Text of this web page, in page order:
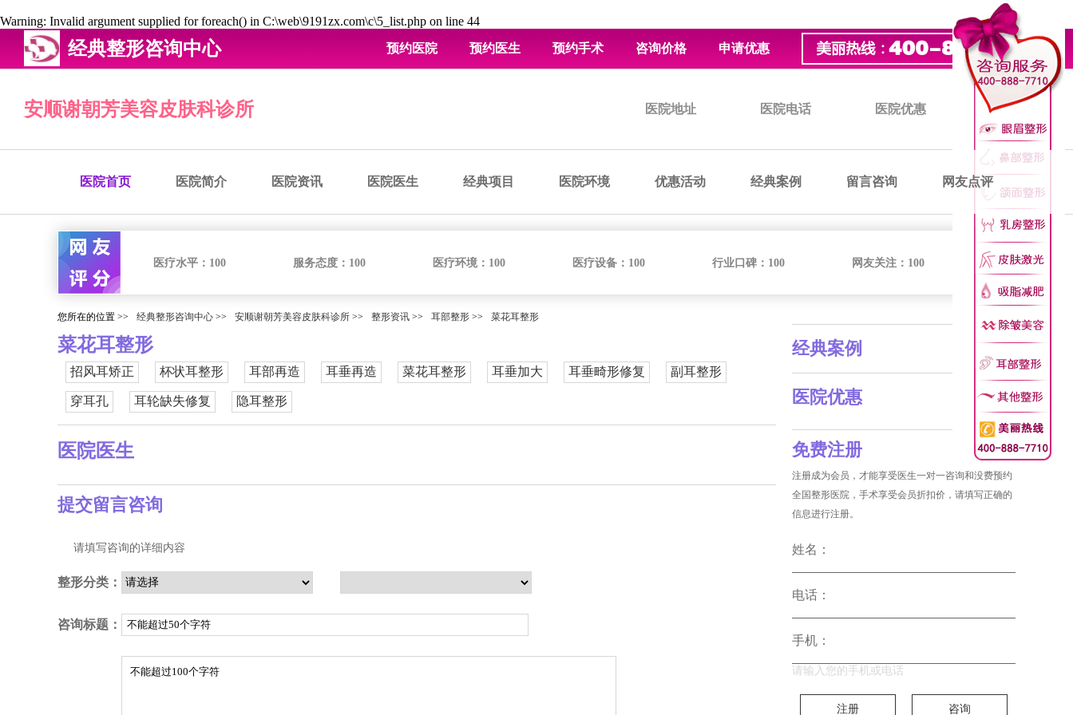
Warning: Invalid argument supplied for foreach() in C:\web\9191zx.com\c\5_list.php on line 44
经典整形咨询中心 预约医院 预约医生 预约手术 咨询价格 申请优惠
安顺谢朝芳美容皮肤科诊所 医院地址 医院电话 医院优惠 医院价格
医院首页 医院简介 医院资讯 医院医生 经典项目 医院环境 优惠活动 经典案例 留言咨询 网友点评
医疗水平： 100 服务态度： 100 医疗环境： 100 医疗设备： 100 行业口碑： 100 网友关注： 100
您所在的位置 >> 经典整形咨询中心 >> 安顺谢朝芳美容皮肤科诊所 >> 整形资讯 >> 耳部整形 >> 菜花耳整形
菜花耳整形
招风耳矫正 杯状耳整形 耳部再造 耳垂再造 菜花耳整形 耳垂加大 耳垂畸形修复 副耳整形
穿耳孔 耳轮缺失修复 隐耳整形
医院医生
提交留言咨询
请填写咨询的详细内容
整形分类：
咨询标题：
经典案例
医院优惠
免费注册
注册成为会员，才能享受医生一对一咨询和没费预约
全国整形医院，手术享受会员折扣价，请填写正确的
信息进行注册。
姓名：
电话：
手机：
请输入您的手机或电话
注册 咨询